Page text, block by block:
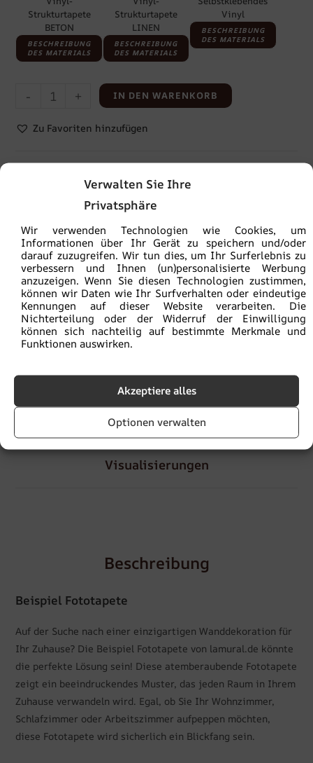
Verwalten Sie Ihre
Privatsphäre
Wir verwenden Technologien wie Cookies, um
Informationen über Ihr Gerät zu speichern und/oder
darauf zuzugreifen. Wir tun dies, um Ihr Surferlebnis zu
verbessern und Ihnen (un)personalisierte Werbung
anzuzeigen. Wenn Sie diesen Technologien zustimmen,
können wir Daten wie Ihr Surfverhalten oder eindeutige
Kennungen auf dieser Website verarbeiten. Die
Nichterteilung oder der Widerruf der Einwilligung
können sich nachteilig auf bestimmte Merkmale und
Funktionen auswirken.
Akzeptiere alles
Optionen verwalten
Strukturtapete
BETON
BESCHREIBUNG
DES MATERIALS
Strukturtapete
LINEN
BESCHREIBUNG
DES MATERIALS
Vinyl
BESCHREIBUNG
DES MATERIALS
- + IN DEN WARENKORB
Zu Favoriten hinzufügen
Die Versandkosten betragen
100€
versandkostenfrei
Lieferzeitvon 2 bis 4Werktagen
Die Mustergröße beträgt 30 x 50 cm. Das Muster enthält
die gesamte Grafik, sodass Sie die Farben beurteilen
können. Außerdem verfügt es über eine Zoomfunktion zur
Artikelnummer:
Visualisierungen
Beschreibung
Beispiel Fototapete
Auf der Suche nach einer einzigartigen Wanddekoration für
Ihr Zuhause? Die Beispiel Fototapete von lamural.de könnte
die perfekte Lösung sein! Diese atemberaubende Fototapete
zeigt ein beeindruckendes Muster, das jeden Raum in Ihrem
Zuhause verwandeln wird. Egal, ob Sie Ihr Wohnzimmer,
Schlafzimmer oder Arbeitszimmer aufpeppen möchten,
diese Fototapete wird sicherlich ein Blickfang sein.